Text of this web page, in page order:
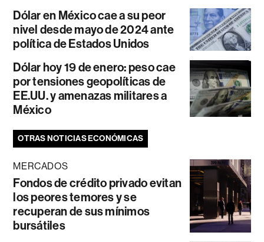
Dólar en México cae a su peor
nivel desde mayo de 2024 ante
política de Estados Unidos
Dólar hoy 19 de enero: peso cae
por tensiones geopolíticas de
EE.UU. y amenazas militares a
México
OTRAS NOTICIAS ECONÓMICAS
MERCADOS
Fondos de crédito privado evitan
los peores temores y se
recuperan de sus mínimos
bursátiles